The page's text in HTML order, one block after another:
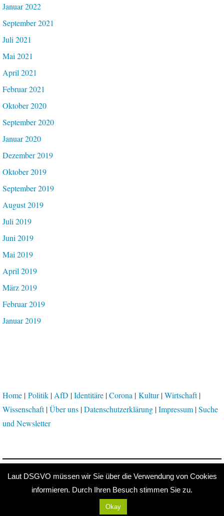
Januar 2022
September 2021
Juli 2021
Mai 2021
April 2021
Februar 2021
Oktober 2020
September 2020
Januar 2020
Dezember 2019
Oktober 2019
September 2019
August 2019
Juli 2019
Juni 2019
Mai 2019
April 2019
März 2019
Februar 2019
Januar 2019
Home |Politik | AfD |Identitäre |Corona |Kultur|Wirtschaft|
Wissenschaft|Über uns |Datenschutzerklärung |Impressum |Suche
und Newsletter
Laut DSGVO müssen wir Sie über die Verwendung von Cookies
informieren. Durch Ihren Besuch stimmen Sie zu.
Okay